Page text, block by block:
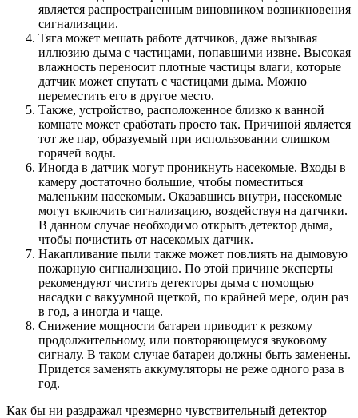
является распространенным виновником возникновения
сигнализации.
Тяга может мешать работе датчиков, даже вызывая
иллюзию дыма с частицами, попавшими извне. Высокая
влажность переносит плотные частицы влаги, которые
датчик может спутать с частицами дыма. Можно
переместить его в другое место.
Также, устройство, расположенное близко к ванной
комнате может сработать просто так. Причиной является
тот же пар, образуемый при использовании слишком
горячей воды.
Иногда в датчик могут проникнуть насекомые. Входы в
камеру достаточно большие, чтобы поместиться
маленьким насекомым. Оказавшись внутри, насекомые
могут включить сигнализацию, воздействуя на датчики.
В данном случае необходимо открыть детектор дыма,
чтобы почистить от насекомых датчик.
Накапливание пыли также может повлиять на дымовую
пожарную сигнализацию. По этой причине эксперты
рекомендуют чистить детекторы дыма с помощью
насадки с вакуумной щеткой, по крайней мере, один раз
в год, а иногда и чаще.
Снижение мощности батареи приводит к резкому
продолжительному, или повторяющемуся звуковому
сигналу. В таком случае батареи должны быть заменены.
Придется заменять аккумуляторы не реже одного раза в
год.
Как бы ни раздражал чрезмерно чувствительный детектор